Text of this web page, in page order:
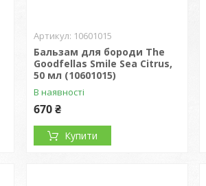
10601015
Бальзам для бороди The
Goodfellas Smile Sea Citrus,
50 мл (10601015)
В наявності
670 ₴
Купити